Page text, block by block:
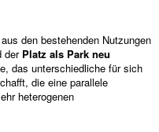
den bestehenden Nutzungen
der Platz als Park neu
das unterschiedliche für sich
die eine parallele
heterogenen